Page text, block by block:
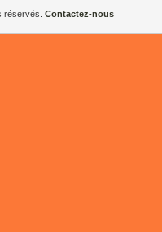
réservés. Contactez-nous